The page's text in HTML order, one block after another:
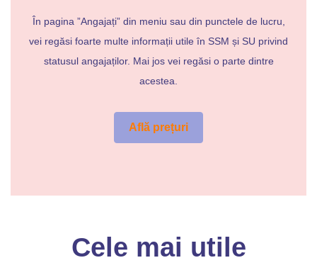
În pagina ”Angajați” din meniu sau din punctele de lucru,
vei regăsi foarte multe informații utile în SSM și SU privind
statusul angajaților. Mai jos vei regăsi o parte dintre
acestea.
Află prețuri
Cele mai utile